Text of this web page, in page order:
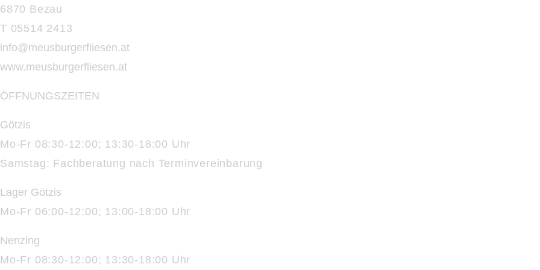
6870 Bezau
T 05514 2413
info@meusburgerfliesen.at
www.meusburgerfliesen.at
ÖFFNUNGSZEITEN
Götzis
Mo-Fr 08:30-12:00; 13:30-18:00 Uhr
Samstag: Fachberatung nach Terminvereinbarung
Lager Götzis
Mo-Fr 06:00-12:00; 13:00-18:00 Uhr
Nenzing
Mo-Fr 08:30-12:00; 13:30-18:00 Uhr